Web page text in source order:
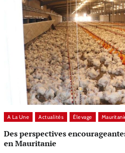
A La Une Actualités Élevage
Des perspectives
en Mauritanie